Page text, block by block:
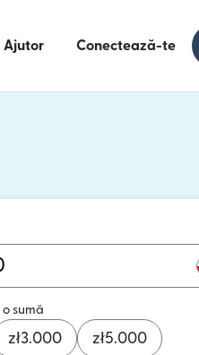
Ajutor Conectează-te
într-o fereastră nouă)
într-o fereastră nouă)
sumă
zł3.000 zł5.000